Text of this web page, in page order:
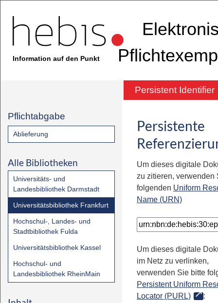
Information auf den Punkt
Persistent Identifier
Pflichtabgabe
Ablieferung
Alle Bibliotheken
Universitäts- und
Landesbibliothek Darmstadt
Universitätsbibliothek Frankfurt
Hochschul-, Landes- und
Stadtbibliothek Fulda
Universitätsbibliothek Kassel
Hochschul- und
Landesbibliothek RheinMain
Persistente
Um dieses digitale
zu zitieren, verwenden
folgenden Uniform
Name (URN)
Um dieses digitale
im Netz zu verlinken,
verwenden Sie bitte
Persistent Uniform
Locator (PURL)
: